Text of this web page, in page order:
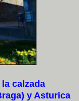
calzada
y Asturica